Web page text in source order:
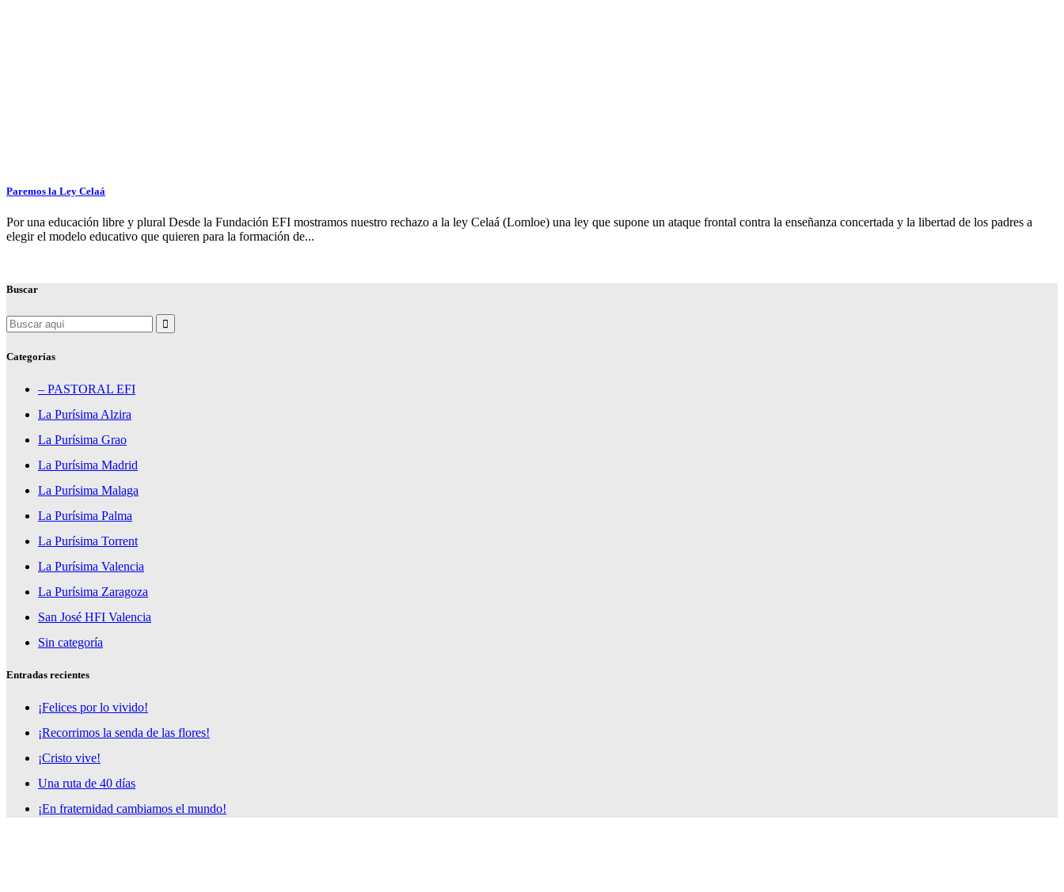
Paremos la Ley Celaá
Por una educación libre y plural Desde la Fundación EFI mostramos nuestro rechazo a la ley Celaá (Lomloe) una ley que supone un ataque frontal contra la enseñanza concertada y la libertad de los padres a
elegir el modelo educativo que quieren para la formación de...
Buscar
Search
for:
Categorías
– PASTORAL EFI
La Purísima Alzira
La Purísima Grao
La Purísima Madrid
La Purísima Malaga
La Purísima Palma
La Purísima Torrent
La Purísima Valencia
La Purísima Zaragoza
San José HFI Valencia
Sin categoría
Entradas recientes
¡Felices por lo vivido!
¡Recorrimos la senda de las flores!
¡Cristo vive!
Una ruta de 40 días
¡En fraternidad cambiamos el mundo!